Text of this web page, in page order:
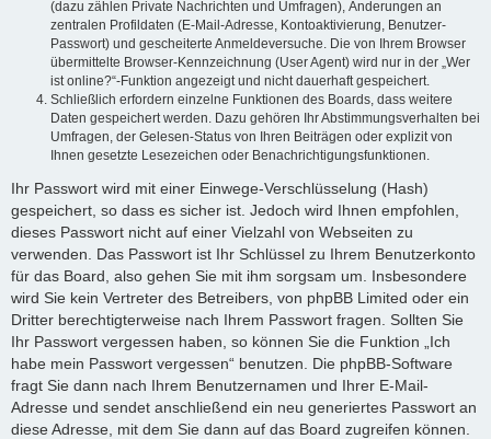
(dazu zählen Private Nachrichten und Umfragen), Änderungen an
zentralen Profildaten (E-Mail-Adresse, Kontoaktivierung, Benutzer-
Passwort) und gescheiterte Anmeldeversuche. Die von Ihrem Browser
übermittelte Browser-Kennzeichnung (User Agent) wird nur in der „Wer
ist online?“-Funktion angezeigt und nicht dauerhaft gespeichert.
Schließlich erfordern einzelne Funktionen des Boards, dass weitere
Daten gespeichert werden. Dazu gehören Ihr Abstimmungsverhalten bei
Umfragen, der Gelesen-Status von Ihren Beiträgen oder explizit von
Ihnen gesetzte Lesezeichen oder Benachrichtigungsfunktionen.
Ihr Passwort wird mit einer Einwege-Verschlüsselung (Hash)
gespeichert, so dass es sicher ist. Jedoch wird Ihnen empfohlen,
dieses Passwort nicht auf einer Vielzahl von Webseiten zu
verwenden. Das Passwort ist Ihr Schlüssel zu Ihrem Benutzerkonto
für das Board, also gehen Sie mit ihm sorgsam um. Insbesondere
wird Sie kein Vertreter des Betreibers, von phpBB Limited oder ein
Dritter berechtigterweise nach Ihrem Passwort fragen. Sollten Sie
Ihr Passwort vergessen haben, so können Sie die Funktion „Ich
habe mein Passwort vergessen“ benutzen. Die phpBB-Software
fragt Sie dann nach Ihrem Benutzernamen und Ihrer E-Mail-
Adresse und sendet anschließend ein neu generiertes Passwort an
diese Adresse, mit dem Sie dann auf das Board zugreifen können.